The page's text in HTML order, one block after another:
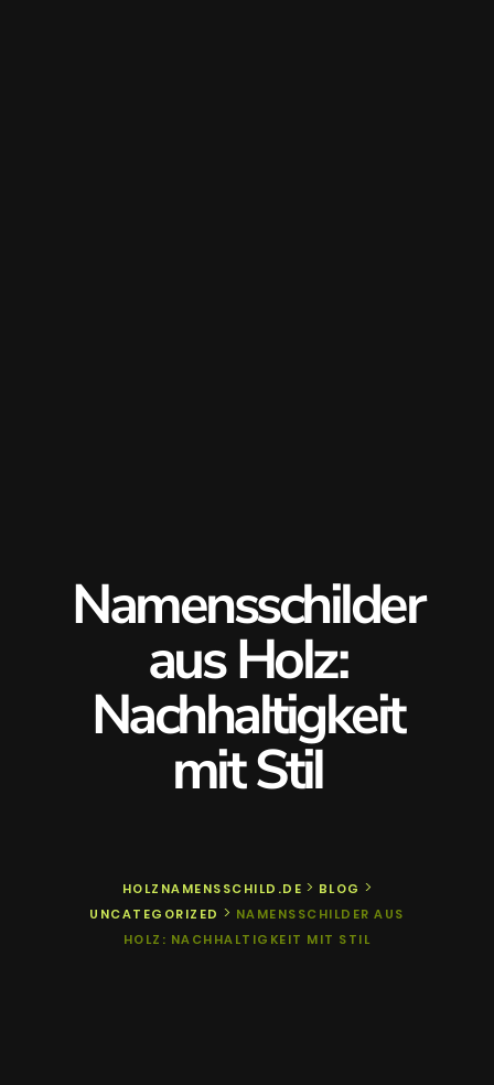
Namensschilder
aus Holz:
Nachhaltigkeit
mit Stil
HOLZNAMENSSCHILD.DE > BLOG >
UNCATEGORIZED > NAMENSSCHILDER AUS
HOLZ: NACHHALTIGKEIT MIT STIL